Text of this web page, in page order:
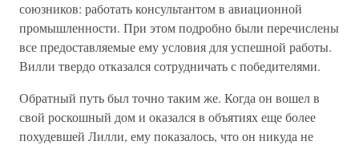
союзников: работать консультантом в авиационной
промышленности. При этом подробно были перечислены
все предоставляемые ему условия для успешной работы.
Вилли твердо отказался сотрудничать с победителями.
Обратный путь был точно таким же. Когда он вошел в
свой роскошный дом и оказался в объятиях еще более
похудевшей Лилли, ему показалось, что он никуда не